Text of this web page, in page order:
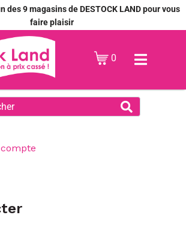
des 9 magasins de DESTOCK LAND pour vous
faire plaisir
0